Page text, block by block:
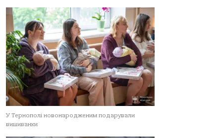
У Тернополі новонародженим подарували
вишиванки